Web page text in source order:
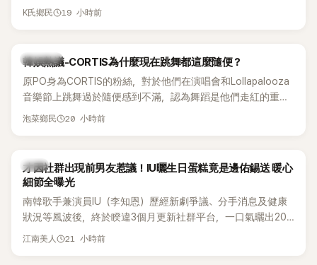
Hop風格聞名，出道後迅速累積大批海內外粉絲，近年也陸續
K氏鄉民 19 小時前
熱議討論
韓娛熱議-CORTIS為什麼現在跳舞都這麼隨便？
原PO身為CORTIS的粉絲，對於他們在演唱會和Lollapalooza
音樂節上跳舞過於隨便感到不滿，認為舞蹈是他們走紅的重要
原因，希望他們能更認真地表演。
泡菜鄉民 20 小時前
韓星
才因社群出現前男友惹議！IU曬生日蛋糕竟是邊佑錫送 暖心
細節全曝光
南韓歌手兼演員IU（李知恩）歷經新劇爭議、分手消息及健康
狀況等風波後，終於睽違3個月更新社群平台，一口氣曬出20
張近況照，讓大批粉絲又驚又喜。其中，一張生日蛋糕照意外
江南美人 21 小時前